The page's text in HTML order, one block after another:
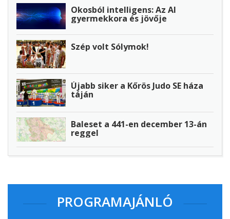
Okosból intelligens: Az AI
gyermekkora és jövője
Szép volt Sólymok!
Újabb siker a Kőrös Judo SE háza
táján
Baleset a 441-en december 13-án
reggel
PROGRAMAJÁNLÓ